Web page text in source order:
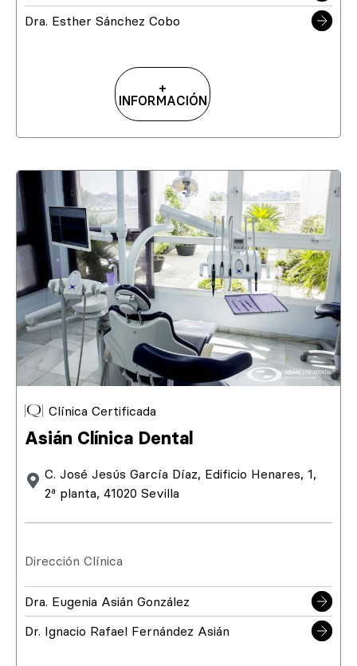
Dra. Esther Sánchez Cobo
+
INFORMACIÓN
Clínica Certificada
Asián Clínica Dental
C. José Jesús García Díaz, Edificio Henares, 1,
2ª planta, 41020 Sevilla
Dirección Clínica
Dra. Eugenia Asián González
Dr. Ignacio Rafael Fernández Asián